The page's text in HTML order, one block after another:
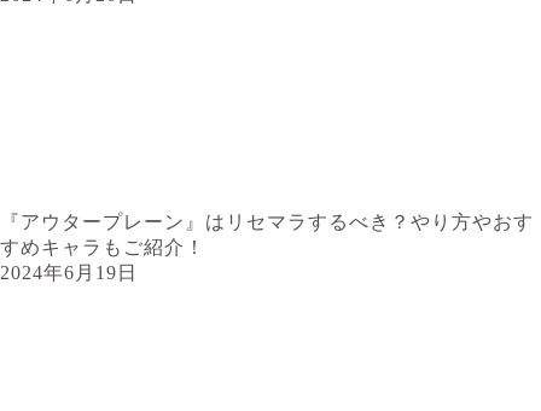
『アウタープレーン』はリセマラするべき？やり方やおす
すめキャラもご紹介！
2024年6月19日